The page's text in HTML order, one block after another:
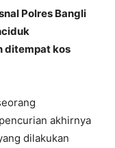
Polres Bangli
ditempat kos
akhirnya
dilakukan